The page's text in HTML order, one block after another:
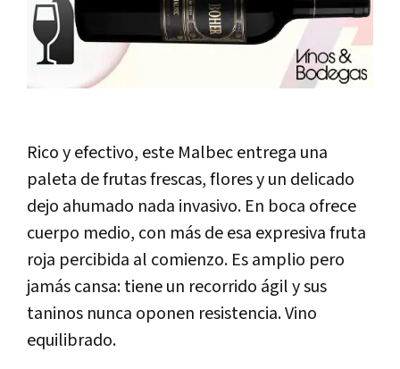
Rico y efectivo, este Malbec entrega una
paleta de frutas frescas, flores y un delicado
dejo ahumado nada invasivo. En boca ofrece
cuerpo medio, con más de esa expresiva fruta
roja percibida al comienzo. Es amplio pero
jamás cansa: tiene un recorrido ágil y sus
taninos nunca oponen resistencia. Vino
equilibrado.